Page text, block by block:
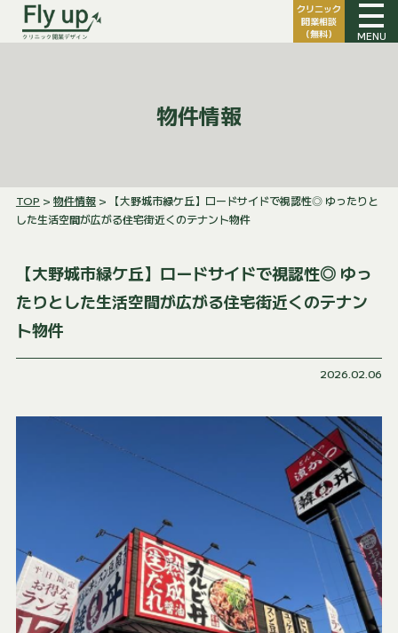
クリニック
開業相談
（無料）
MENU
物件情報
TOP > 物件情報> 【大野城市緑ケ丘】ロードサイドで視認性◎ ゆったりと
した生活空間が広がる住宅街近くのテナント物件
【大野城市緑ケ丘】ロードサイドで視認性◎ ゆっ
たりとした生活空間が広がる住宅街近くのテナン
ト物件
2026.02.06